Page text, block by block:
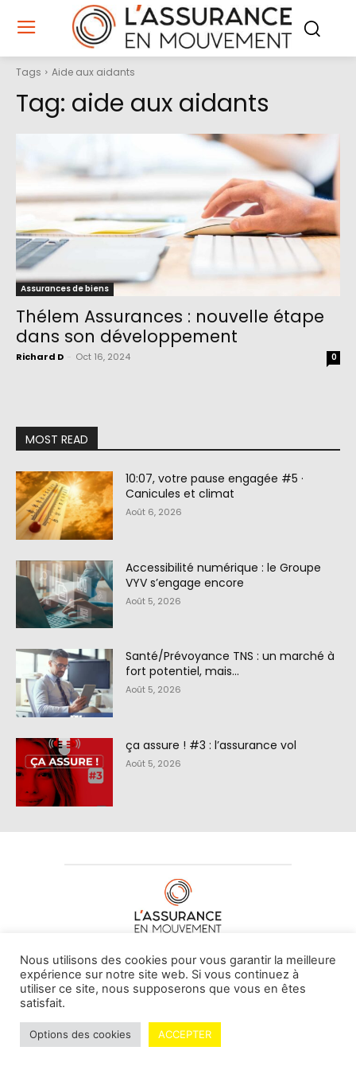
Tags Aide aux aidants
Tag: aide aux aidants
Assurances de biens
Thélem Assurances : nouvelle étape
dans son développement
Richard D Oct 16, 2024 0
MOST READ
10:07, votre pause engagée #5 ·
Canicules et climat
Août 6, 2026
Accessibilité numérique : le Groupe
VYV s’engage encore
Août 5, 2026
Santé/Prévoyance TNS : un marché à
fort potentiel, mais…
Août 5, 2026
ça assure ! #3 : l’assurance vol
Août 5, 2026
À PROPOS DE NOUS•CONTACT
© L'assurance en mouvement -By Vovoxx Média
Mentions légales Contributeurs
Nous utilisons des cookies pour vous garantir la meilleure
expérience sur notre site web. Si vous continuez à
utiliser ce site, nous supposerons que vous en êtes
satisfait.
Options des cookies ACCEPTER